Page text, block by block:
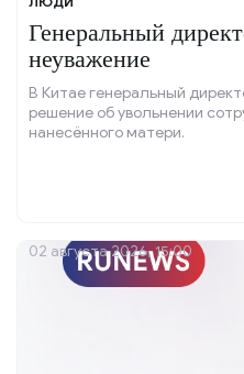
Генеральный
неуважение
В Китае генеральный
решение об увольнении
нанесённого матери.
02 августа 2026, 15:00